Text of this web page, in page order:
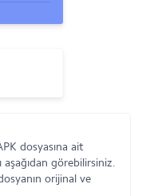
dosyasına ait
aşağıdan görebilirsiniz.
orijinal ve